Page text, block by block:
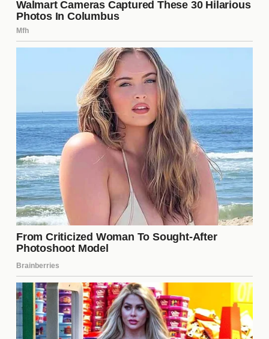
llevar a rupturas, reconciliaciones y giros
inesperados. Algunas de las relaciones más
afectadas incluyen:
La relación romántica entre los protagonistas.
Las amistades que se ven amenazadas por
malentendidos.
Los vínculos familiares que se tensan debido a
la desconfianza.
Momentos clave relacionados
con los celos
En la serie, hay momentos cruciales donde los
celosse convierten en el centro de atención. Estos
momentos no solo generan tensión, sino que
también ofrecen oportunidades para el crecimiento
de los personajes. Escenas de confrontación,
malentendidos y reconciliaciones son esenciales
para mantener el interés del espectador y avanzar
en la narrativa.